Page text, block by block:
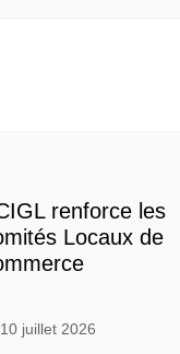
renforce les
Locaux de
10 juillet 2026